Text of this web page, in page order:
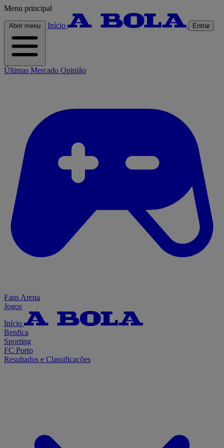
Menu principal
Abrir menu Início Entrar
Últimas Mercado Opinião
Fans Arena
Jogos
Início
Benfica
Sporting
FC Porto
Resultados e Classificações